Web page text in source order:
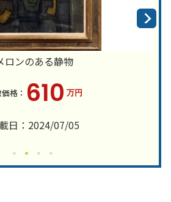
ロンのある静物
610 万円
日：2024/07/05